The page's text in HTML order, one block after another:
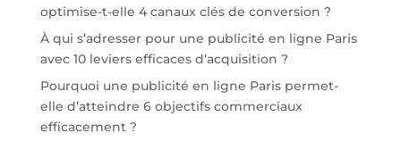
optimise-t-elle 4 canaux clés de conversion ?
À qui s’adresser pour une publicité en ligne Paris
avec 10 leviers efficaces d’acquisition ?
Pourquoi une publicité en ligne Paris permet-
elle d’atteindre 6 objectifs commerciaux
efficacement ?